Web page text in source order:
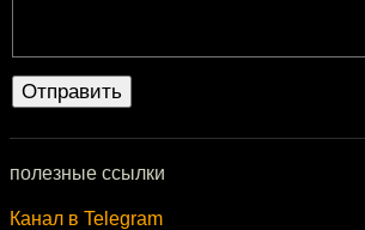
полезные ссылки
Канал в Telegram